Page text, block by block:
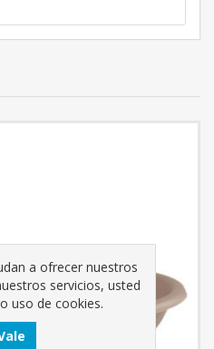
a ofrecer nuestros
servicios, usted
uso de cookies.